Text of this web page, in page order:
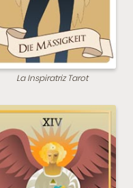
La Inspiratriz Tarot